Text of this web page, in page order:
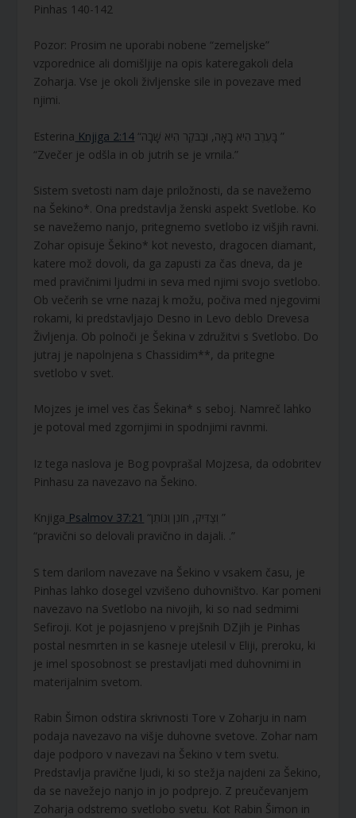
Pinhas 140-142
Pozor: Prosim ne uporabi nobene “zemeljske”
vzporednice ali domišljije na opis kateregakoli dela
Zoharja. Vse je okoli življenske sile in povezave med
njimi.
Esterina Knjiga 2:14
“בָּעֶרֶב הִיא בָאָה, וּבַבֹּקֶר הִיא שָׁבָה ”
“Zvečer je odšla in ob jutrih se je vrnila.”
Sistem svetosti nam daje priložnosti, da se navežemo
na Šekino*. Ona predstavlja ženski aspekt Svetlobe. Ko
se navežemo nanjo, pritegnemo svetlobo iz višjih ravni.
Zohar opisuje Šekino* kot nevesto, dragocen diamant,
katere mož dovoli, da ga zapusti za čas dneva, da je
med pravičnimi ljudmi in seva med njimi svojo svetlobo.
Ob večerih se vrne nazaj k možu, počiva med njegovimi
rokami, ki predstavljajo Desno in Levo deblo Drevesa
Življenja. Ob polnoči je Šekina v združitvi s Svetlobo. Do
jutraj je napolnjena s Chassidim**, da pritegne
svetlobo v svet.
Mojzes je imel ves čas Šekina* s seboj. Namreč lahko
je potoval med zgornjimi in spodnjimi ravnmi.
Iz tega naslova je Bog povprašal Mojzesa, da odobritev
Pinhasu za navezavo na Šekino.
Knjiga Psalmov 37:21
“וְצַדִּיק, חוֹנֵן וְנוֹתֵן ”
“pravični so delovali pravično in dajali. .”
S tem darilom navezave na Šekino v vsakem času, je
Pinhas lahko dosegel vzvišeno duhovništvo. Kar pomeni
navezavo na Svetlobo na nivojih, ki so nad sedmimi
Sefiroji. Kot je pojasnjeno v prejšnih DZjih je Pinhas
postal nesmrten in se kasneje utelesil v Eliji, preroku, ki
je imel sposobnost se prestavljati med duhovnimi in
materijalnim svetom.
Rabin Šimon odstira skrivnosti Tore v Zoharju in nam
podaja navezavo na višje duhovne svetove. Zohar nam
daje podporo v navezavi na Šekino v tem svetu.
Predstavlja pravične ljudi, ki so stežja najdeni za Šekino,
da se navežejo nanjo in jo podprejo. Z preučevanjem
Zoharja odstremo svetlobo svetu. Kot Rabin Šimon in